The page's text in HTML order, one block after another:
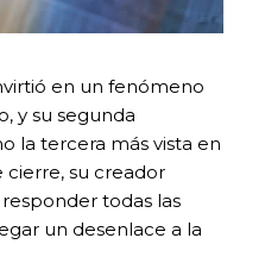
en un fenómeno
y su segunda
la tercera más vista en
cierre, su creador
todas las
un desenlace a la